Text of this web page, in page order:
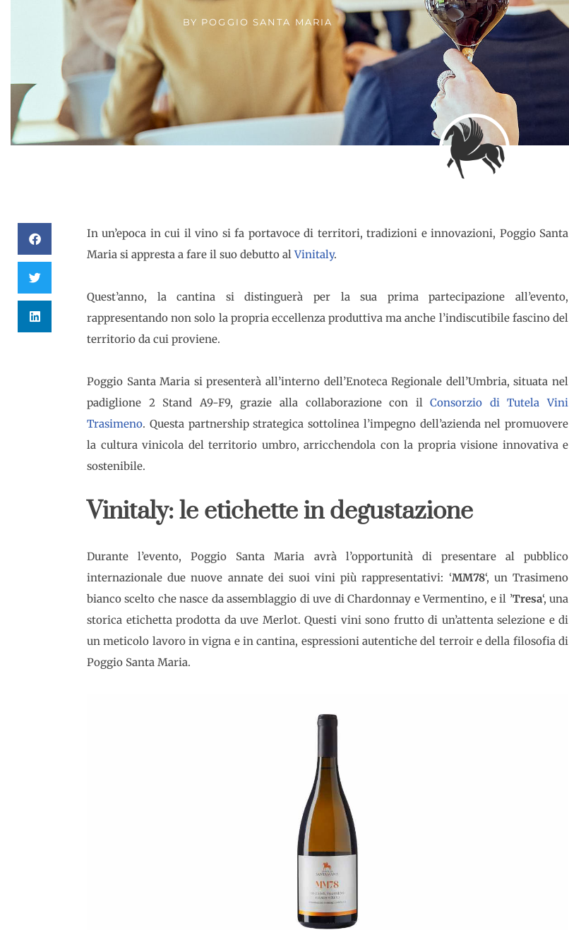
BY POGGIO SANTA MARIA
In un’epoca in cui il vino si fa portavoce di territori, tradizioni e innovazioni, Poggio Santa
Maria si appresta a fare il suo debutto alVinitaly.
Quest’anno, la cantina si distinguerà per la sua prima partecipazione all’evento,
rappresentando non solo la propria eccellenza produttiva ma anche l’indiscutibile fascino del
territorio da cui proviene.
Poggio Santa Maria si presenterà all’interno dell’Enoteca Regionale dell’Umbria, situata nel
padiglione 2 Stand A9-F9, grazie alla collaborazione con ilConsorzio di Tutela Vini
Trasimeno. Questa partnership strategica sottolinea l’impegno dell’azienda nel promuovere
la cultura vinicola del territorio umbro, arricchendola con la propria visione innovativa e
sostenibile.
Vinitaly: le etichette in degustazione
Durante l’evento, Poggio Santa Maria avrà l’opportunità di presentare al pubblico
internazionale due nuove annate dei suoi vini più rappresentativi: ‘MM78‘, un Trasimeno
bianco scelto che nasce da assemblaggio di uve di Chardonnay e Vermentino, e il ’Tresa‘, una
storica etichetta prodotta da uve Merlot. Questi vini sono frutto di un’attenta selezione e di
un meticolo lavoro in vigna e in cantina, espressioni autentiche del terroir e della filosofia di
Poggio Santa Maria.